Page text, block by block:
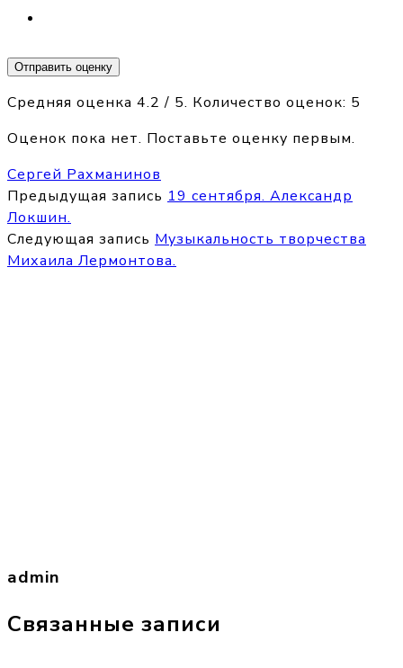
Отправить оценку
Средняя оценка 4.2 / 5. Количество оценок: 5
Оценок пока нет. Поставьте оценку первым.
Сергей Рахманинов
Предыдущая запись 19 сентября. Александр
Локшин.
Следующая запись Музыкальность творчества
Михаила Лермонтова.
admin
Связанные записи